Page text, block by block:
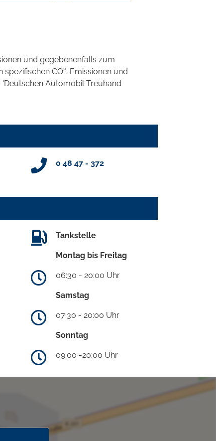
und gegebenenfalls zum
spezifischen CO2-Emissionen und
Automobil Treuhand
0 48 47 - 372
Tankstelle
Montag bis Freitag
06:30 - 20:00 Uhr
Samstag
07:30 - 20:00 Uhr
Sonntag
09:00 -20:00 Uhr